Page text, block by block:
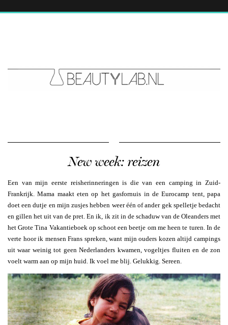
New week: reizen
Een van mijn eerste reisherinneringen is die van een camping in Zuid-
Frankrijk. Mama maakt eten op het gasfornuis in de Eurocamp tent, papa
doet een dutje en mijn zusjes hebben weer één of ander gek spelletje bedacht
en gillen het uit van de pret. En ik, ik zit in de schaduw van de Oleanders met
het Grote Tina Vakantieboek op schoot een beetje om me heen te turen. In de
verte hoor ik mensen Frans spreken, want mijn ouders kozen altijd campings
uit waar weinig tot geen Nederlanders kwamen, vogeltjes fluiten en de zon
voelt warm aan op mijn huid. Ik voel me blij. Gelukkig. Sereen.